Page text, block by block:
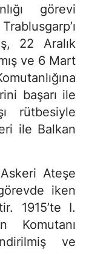
görevi
22 Aralık
ve 6 Mart
başarı ile
rütbesiyle
ile Balkan
Askeri Ateşe
iken
1915’te I.
Komutanı
ve